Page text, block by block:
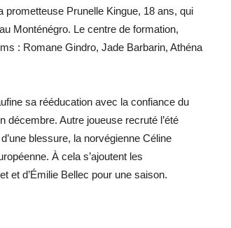
prometteuse Prunelle Kingue, 18 ans, qui
Monténégro. Le centre de formation,
: Romane Gindro, Jade Barbarin, Athéna
sa rééducation avec la confiance du
décembre. Autre joueuse recruté l’été
blessure, la norvégienne Céline
À cela s’ajoutent les
et d’Émilie Bellec pour une saison.